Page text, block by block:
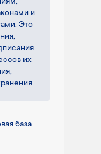
и
Это
их
база